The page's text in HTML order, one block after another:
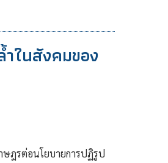
ในสังคมของ
ษฎรต่อนโยบายการปฏิรูป